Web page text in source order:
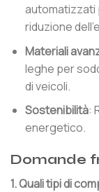
automatizzati
riduzione
Materiali
leghe per
di veicoli.
Sostenibilità:
energetico.
Domande
1. Quali tipi di